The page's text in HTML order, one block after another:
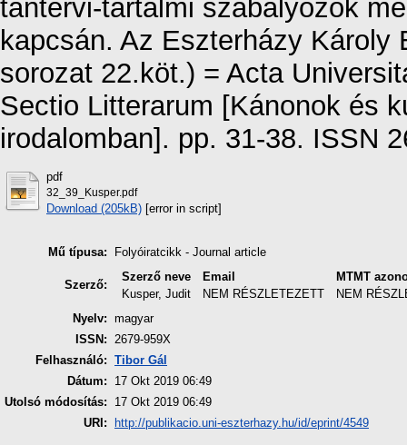
tantervi-tartalmi szabályozók
kapcsán. Az Eszterházy
sorozat 22.köt.) = Acta
Sectio Litterarum [Kánonok és
irodalomban]. pp. 31-38. ISSN
pdf
32_39_Kusper.pdf
Download (205kB) [error in script]
Mű típusa: Folyóiratcikk - Journal article
Szerző:
Szerző neve Email
MTMT
Kusper, Judit
NEM RÉSZLETEZETT
NEM
Nyelv: magyar
ISSN: 2679-959X
Felhasználó: Tibor Gál
Dátum:
17 Okt 2019 06:49
Utolsó módosítás:
17 Okt 2019 06:49
URI:
http://publikacio.uni-eszterhazy.hu/id/eprint/4549